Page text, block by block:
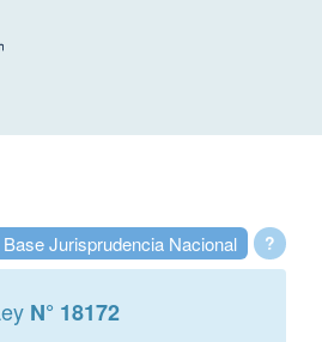
?
Base Jurisprudencia Nacional
N° 18172